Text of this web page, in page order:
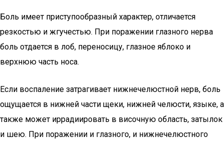
Боль имеет приступообразный характер, отличается
резкостью и жгучестью. При поражении глазного нерва
боль отдается в лоб, переносицу, глазное яблоко и
верхнюю часть носа.
Если воспаление затрагивает нижнечелюстной нерв, боль
ощущается в нижней части щеки, нижней челюсти, языке, а
также может иррадиировать в височную область, затылок
и шею. При поражении и глазного, и нижнечелюстного